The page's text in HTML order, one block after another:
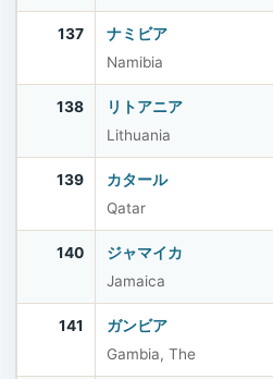
137
ナミビア
Namibia
138
リトアニア
Lithuania
139
カタール
Qatar
140
ジャマイカ
Jamaica
141
ガンビア
Gambia, The